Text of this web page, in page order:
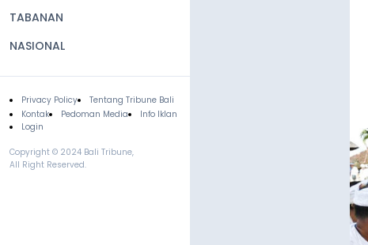
TABANAN
NASIONAL
Footer
Privacy Policy
Tentang Tribune Bali
Kontak
Pedoman Media
Info Iklan
Login
Copyright © 2024 Bali Tribune,
All Right Reserved.